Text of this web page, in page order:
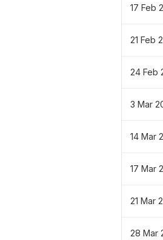
17 Feb
21 Feb
24 Feb
3 Mar
14 Mar
17 Mar
21 Mar
28 Mar